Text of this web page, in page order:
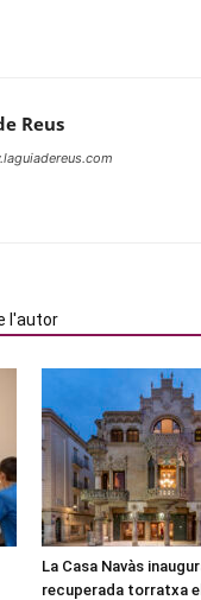
Reus
l'autor
La Casa Navàs
recuperada torratxa